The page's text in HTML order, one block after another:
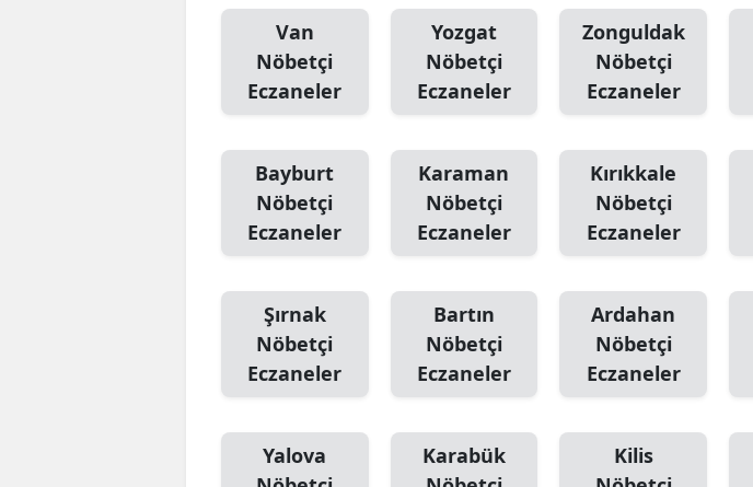
Van
Nöbetçi
Eczaneler
Yozgat
Nöbetçi
Eczaneler
Zonguldak
Nöbetçi
Eczaneler
Bayburt
Nöbetçi
Eczaneler
Karaman
Nöbetçi
Eczaneler
Kırıkkale
Nöbetçi
Eczaneler
Şırnak
Nöbetçi
Eczaneler
Bartın
Nöbetçi
Eczaneler
Ardahan
Nöbetçi
Eczaneler
Yalova
Karabük
Kilis